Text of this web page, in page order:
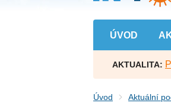
ÚVOD
AKTUALITA:
Úvod Aktuální